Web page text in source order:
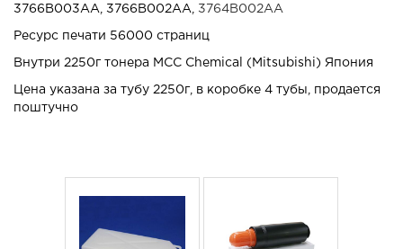
3766B003AA, 3766B002AA, 3764B002AA
Ресурс печати 56000 страниц
Внутри 2250г тонера MCC Chemical (Mitsubishi) Япония
Цена указана за тубу 2250г, в коробке 4 тубы, продается
поштучно